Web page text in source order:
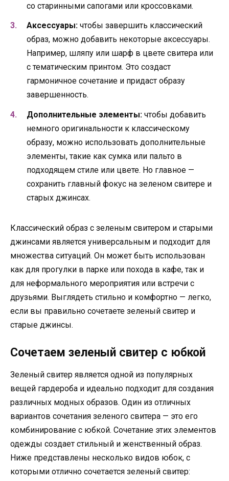
со старинными сапогами или кроссовками.
Аксессуары: чтобы завершить классический
образ, можно добавить некоторые аксессуары.
Например, шляпу или шарф в цвете свитера или
с тематическим принтом. Это создаст
гармоничное сочетание и придаст образу
завершенность.
Дополнительные элементы: чтобы добавить
немного оригинальности к классическому
образу, можно использовать дополнительные
элементы, такие как сумка или пальто в
подходящем стиле или цвете. Но главное —
сохранить главный фокус на зеленом свитере и
старых джинсах.
Классический образ с зеленым свитером и старыми
джинсами является универсальным и подходит для
множества ситуаций. Он может быть использован
как для прогулки в парке или похода в кафе, так и
для неформального мероприятия или встречи с
друзьями. Выглядеть стильно и комфортно — легко,
если вы правильно сочетаете зеленый свитер и
старые джинсы.
Сочетаем зеленый свитер с юбкой
Зеленый свитер является одной из популярных
вещей гардероба и идеально подходит для создания
различных модных образов. Один из отличных
вариантов сочетания зеленого свитера — это его
комбинирование с юбкой. Сочетание этих элементов
одежды создает стильный и женственный образ.
Ниже представлены несколько видов юбок, с
которыми отлично сочетается зеленый свитер: